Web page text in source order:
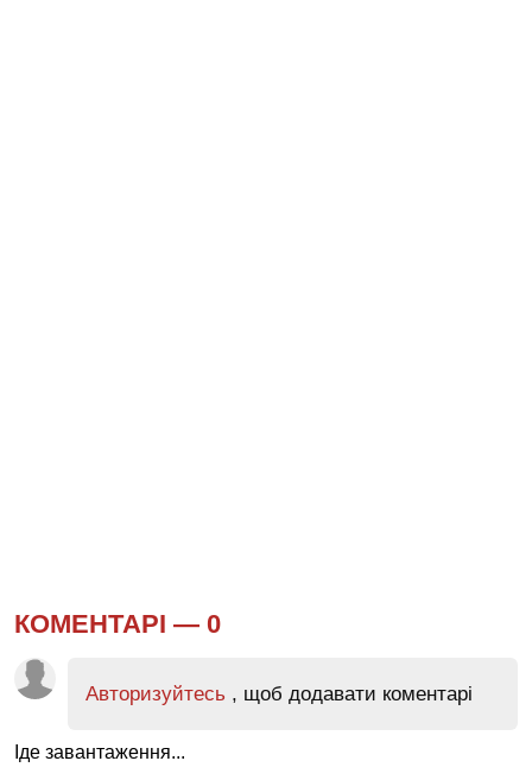
КОМЕНТАРІ — 0
Авторизуйтесь , щоб додавати коментарі
Іде завантаження...